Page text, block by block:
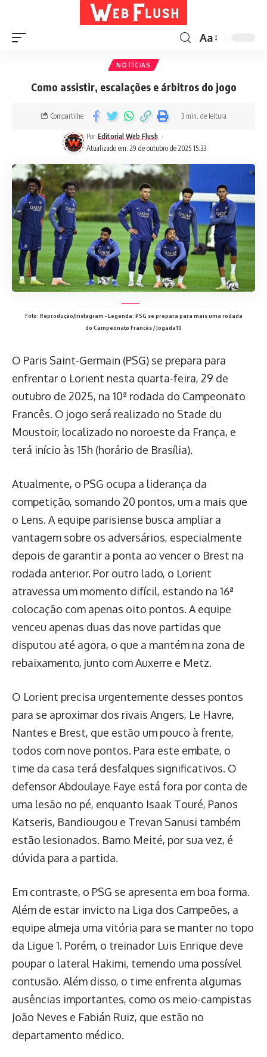
Aa
NOTÍCIAS
Como assistir, escalações e árbitros do jogo
Atualizado em: 29 de outubro de 2025 15:33
Por Editorial Web Flush
Compartilhe 3 min. de leitura
Foto: Reprodução/Instagram - Legenda: PSG se prepara para mais uma rodada
do Campeonato Francês / Jogada10
O Paris Saint-Germain (PSG) se prepara para
enfrentar o Lorient nesta quarta-feira, 29 de
outubro de 2025, na 10ª rodada do Campeonato
Francês. O jogo será realizado no Stade du
Moustoir, localizado no noroeste da França, e
terá início às 15h (horário de Brasília).
Atualmente, o PSG ocupa a liderança da
competição, somando 20 pontos, um a mais que
o Lens. A equipe parisiense busca ampliar a
vantagem sobre os adversários, especialmente
depois de garantir a ponta ao vencer o Brest na
rodada anterior. Por outro lado, o Lorient
atravessa um momento difícil, estando na 16ª
colocação com apenas oito pontos. A equipe
venceu apenas duas das nove partidas que
disputou até agora, o que a mantém na zona de
rebaixamento, junto com Auxerre e Metz.
O Lorient precisa urgentemente desses pontos
para se aproximar dos rivais Angers, Le Havre,
Nantes e Brest, que estão um pouco à frente,
todos com nove pontos. Para este embate, o
time da casa terá desfalques significativos. O
defensor Abdoulaye Faye está fora por conta de
uma lesão no pé, enquanto Isaak Touré, Panos
Katseris, Bandiougou e Trevan Sanusi também
estão lesionados. Bamo Meité, por sua vez, é
dúvida para a partida.
Em contraste, o PSG se apresenta em boa forma.
Além de estar invicto na Liga dos Campeões, a
equipe almeja uma vitória para se manter no topo
da Ligue 1. Porém, o treinador Luis Enrique deve
poupar o lateral Hakimi, temendo uma possível
contusão. Além disso, o time enfrenta algumas
ausências importantes, como os meio-campistas
João Neves e Fabián Ruiz, que estão no
departamento médico.